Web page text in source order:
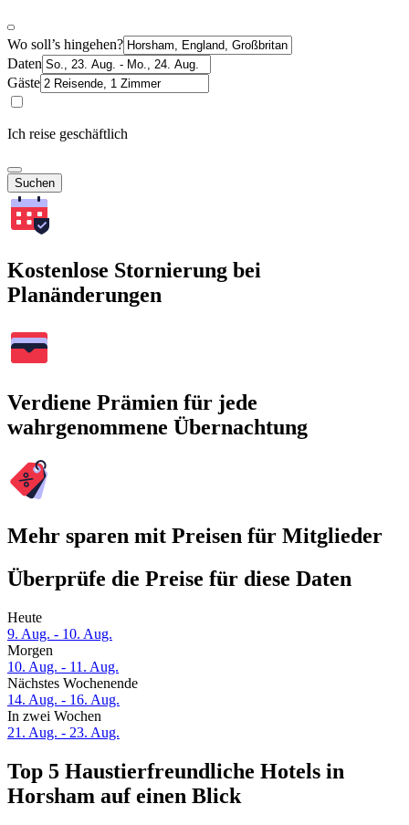
Wo soll’s hingehen?
Daten
Gäste
Ich reise geschäftlich
Suchen
Kostenlose Stornierung bei
Planänderungen
Verdiene Prämien für jede
wahrgenommene Übernachtung
Mehr sparen mit Preisen für Mitglieder
Überprüfe die Preise für diese Daten
Heute
9. Aug. - 10. Aug.
Morgen
10. Aug. - 11. Aug.
Nächstes Wochenende
14. Aug. - 16. Aug.
In zwei Wochen
21. Aug. - 23. Aug.
Top 5 Haustierfreundliche Hotels in
Horsham auf einen Blick